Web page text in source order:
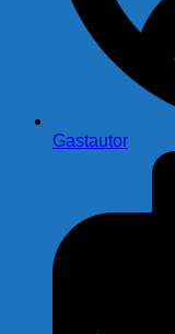
Gastautor